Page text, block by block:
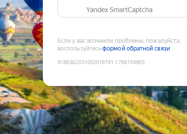
Yandex SmartCaptcha
Если у вас возникли проблемы, пожалуйста,
воспользуйтесьформой обратной связи
9186362031002018741 :1786154903